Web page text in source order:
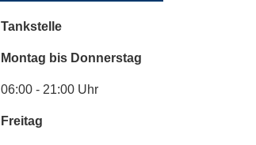
Tankstelle
Montag bis Donnerstag
06:00 - 21:00 Uhr
Freitag